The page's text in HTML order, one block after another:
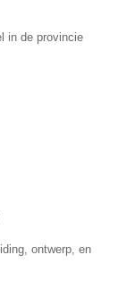
in de provincie
ontwerp, en